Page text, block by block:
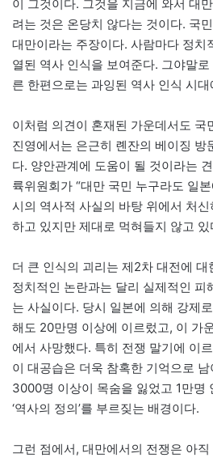
이 그것이다. 그것을 지금에 와서 대
려는 것은 온당치 않다는 것이다. 국
대만이라는 주장이다. 사람마다 정치
열된 역사 인식을 보여준다. 그야말
른 한편으로는 과잉된 역사 인식 시
이처럼 의견이 혼재된 가운데서도 국
진영에서는 은근히 롄잔의 베이징 방
다. 양안관계에 도움이 될 것이라는
륙위원회가 “대만 국민 누구라도 일
시의 역사적 사실의 바탕 위에서 처
하고 있지만 제대로 먹혀들지 않고
더 큰 인식의 괴리는 제2차 대전에
정치적인 논란과는 달리 실제적인 피
는 사실이다. 당시 일본에 의해 강제
해도 20만명 이상에 이르렀고, 이 가
에서 사망했다. 특히 전쟁 말기에 이
이 대공습은 더욱 참혹한 기억으로
3000명 이상이 목숨을 잃었고 1만명
‘역사의 정의’를 부르짖는 배경이다.
그런 점에서, 대만에서의 전쟁은 아